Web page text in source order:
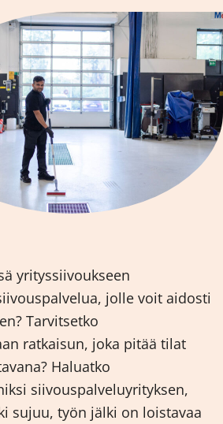
yrityssiivoukseen
jolle voit aidosti
Tarvitsetko
ratkaisun, joka pitää tilat
Haluatko
siivouspalveluyrityksen,
sujuu, työn jälki on loistavaa